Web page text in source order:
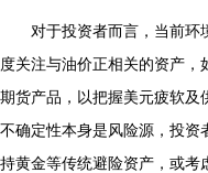
对于投资者而言，当前环
度关注与油价正相关的资产
期货产品，以把握美元疲软及
不确定性本身是风险源，投资
持黄金等传统避险资产，或考